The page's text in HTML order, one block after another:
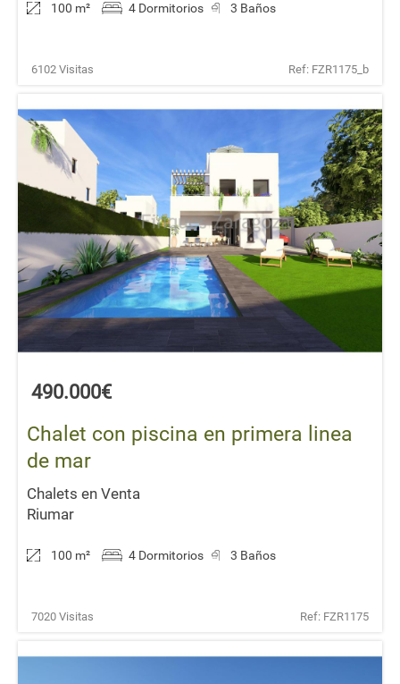
100 m² 4 Dormitorios 3 Baños
6102 Visitas Ref: FZR1175_b
490.000€
Chalet con piscina en primera linea
de mar
Chalets en Venta
Riumar
100 m² 4 Dormitorios 3 Baños
7020 Visitas Ref: FZR1175